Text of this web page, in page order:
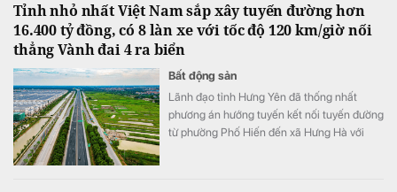
Tỉnh nhỏ nhất Việt Nam sắp xây tuyến đường hơn
16.400 tỷ đồng, có 8 làn xe với tốc độ 120 km/giờ nối
thẳng Vành đai 4 ra biển
Bất động sản
Lãnh đạo tỉnh Hưng Yên đã thống nhất
phương án hướng tuyến kết nối tuyến đường
từ phường Phố Hiến đến xã Hưng Hà với